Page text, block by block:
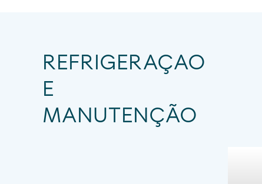
REFRIGERAÇAO
E
MANUTENÇÃO